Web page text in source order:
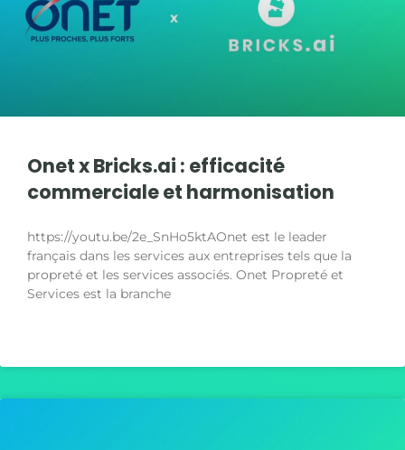
Onet x Bricks.ai : efficacité
commerciale et harmonisation
https://youtu.be/2e_SnHo5ktAOnet est le leader
français dans les services aux entreprises tels que la
propreté et les services associés. Onet Propreté et
Services est la branche